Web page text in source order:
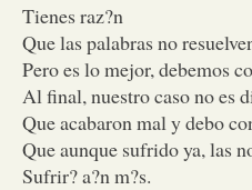
Tienes raz?n
Que las palabras no
Pero es lo mejor, debemos
Al final, nuestro caso no es
Que acabaron mal y debo
Que aunque sufrido ya, las
Sufrir? a?n m?s.